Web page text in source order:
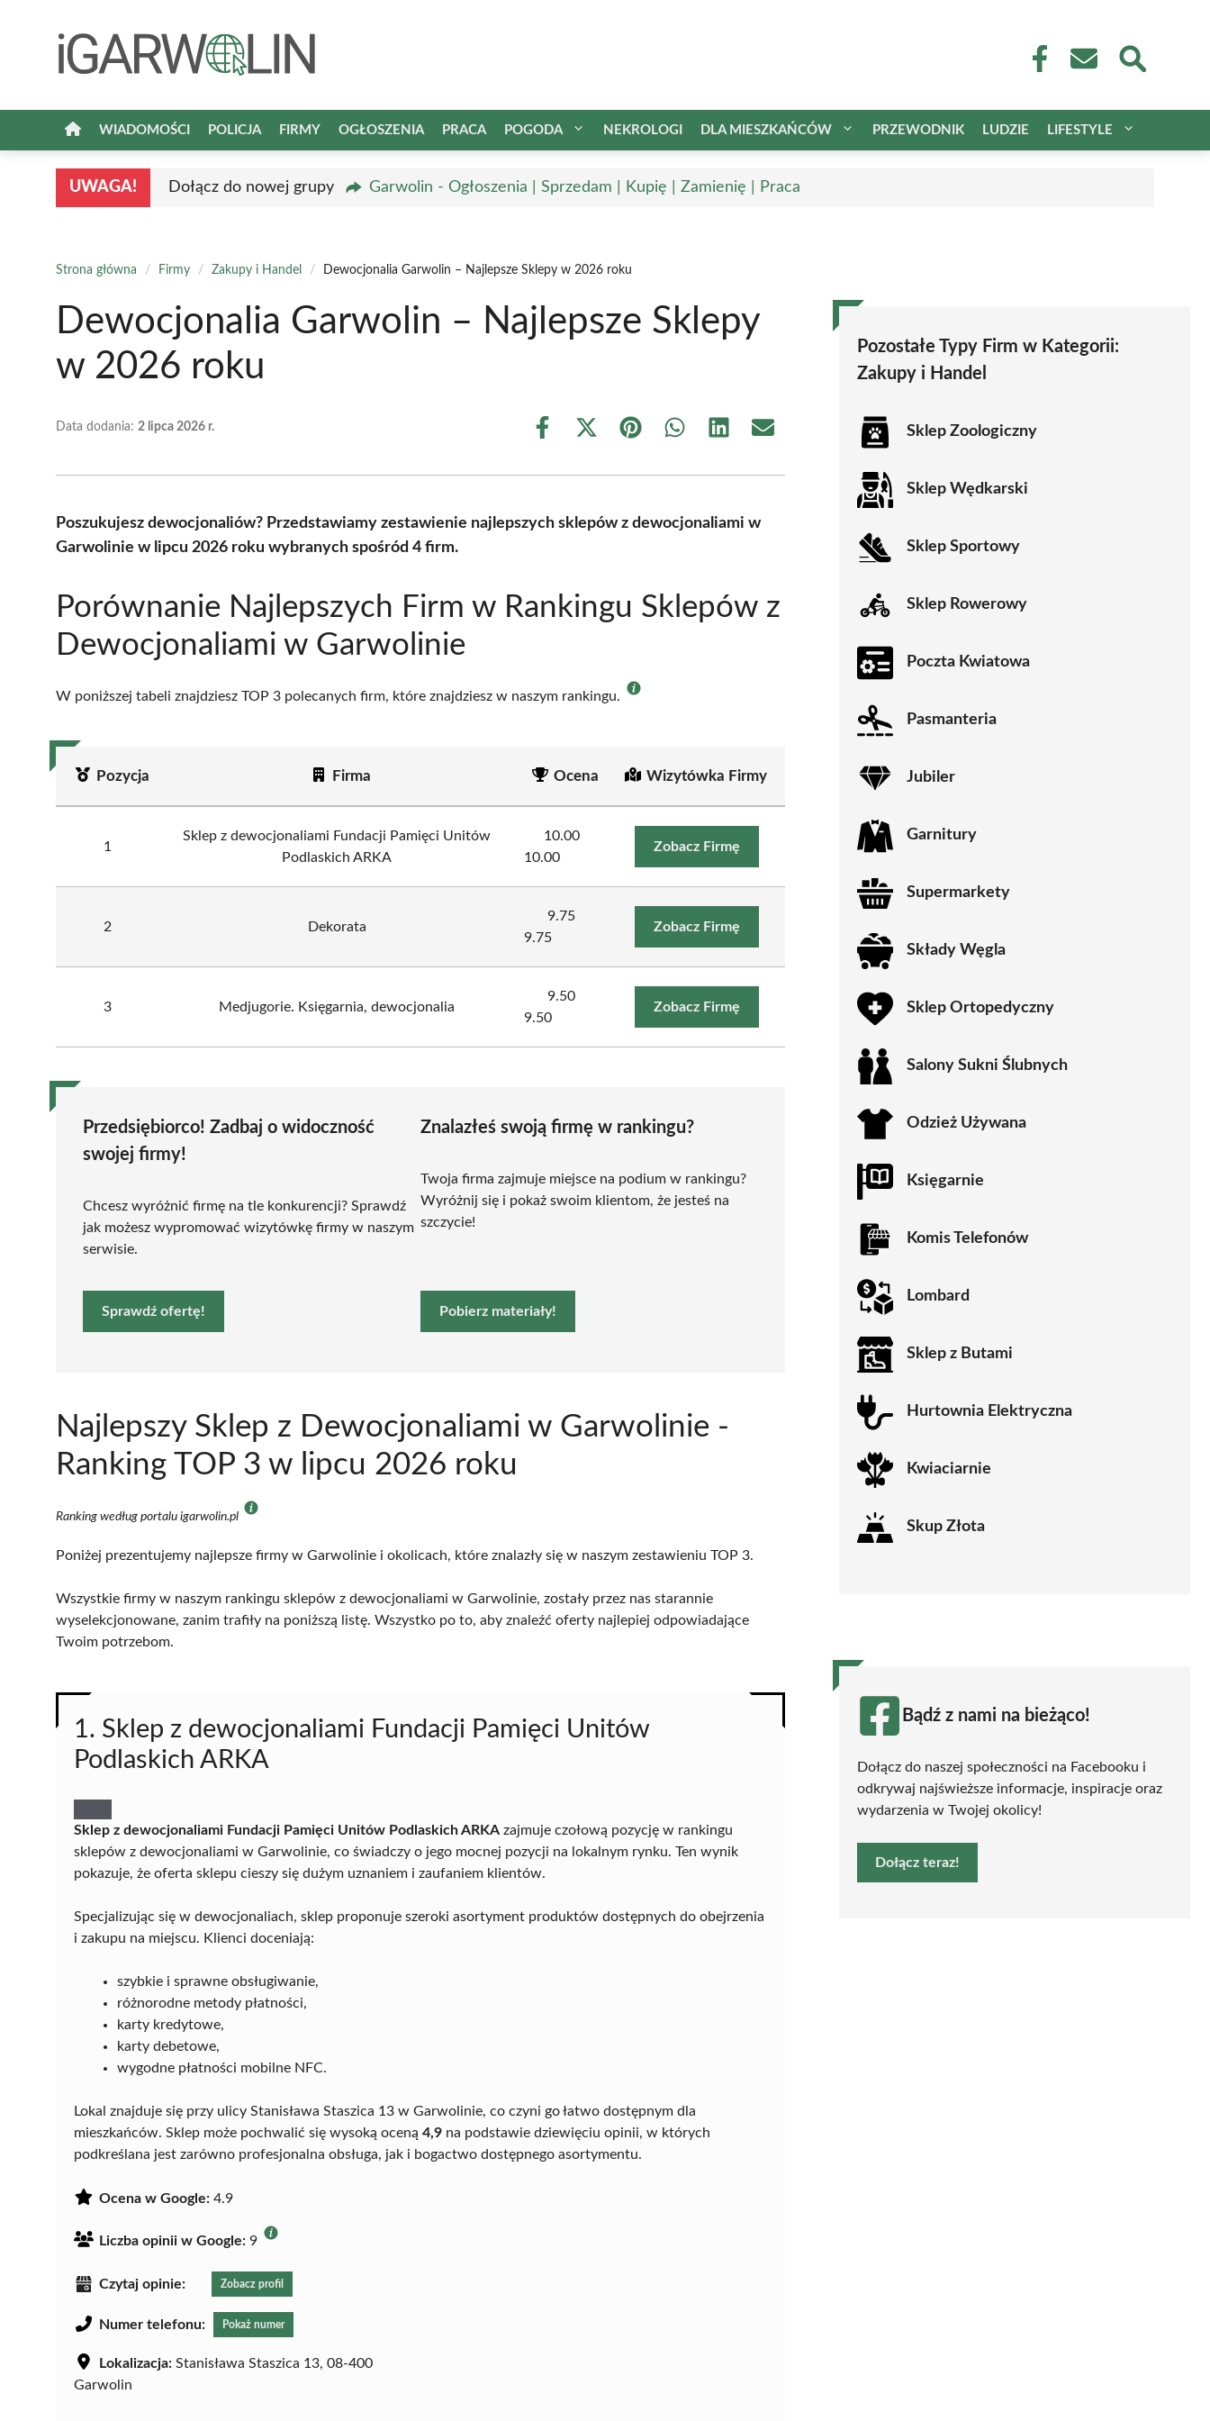
WIADOMOŚCI POLICJA FIRMY OGŁOSZENIA PRACA POGODA NEKROLOGI DLA MIESZKAŃCÓW PRZEWODNIK LUDZIE LIFESTYLE
UWAGA! Dołącz do nowej grupy Garwolin - Ogłoszenia | Sprzedam | Kupię | Zamienię | Praca
Strona główna / Firmy / Zakupy i Handel / Dewocjonalia Garwolin – Najlepsze Sklepy w 2026 roku
Dewocjonalia Garwolin – Najlepsze Sklepy
w 2026 roku
Data dodania: 2 lipca 2026 r.
Share
Share
(Twitter)
Share Share Share Share
Poszukujesz dewocjonaliów? Przedstawiamy zestawienie najlepszych sklepów z dewocjonaliami w
Garwolinie w lipcu 2026 roku wybranych spośród 4 firm.
Porównanie Najlepszych Firm w Rankingu Sklepów z
Dewocjonaliami w Garwolinie
W poniższej tabeli znajdziesz TOP 3 polecanych firm, które znajdziesz w naszym rankingu.
Pozycja Firma Ocena Wizytówka Firmy
1
Sklep z dewocjonaliami Fundacji Pamięci Unitów
Podlaskich ARKA
10.00
10.00
Zobacz Firmę
2 Dekorata
9.75
9.75
Zobacz Firmę
3 Medjugorie. Księgarnia, dewocjonalia
9.50
9.50
Zobacz Firmę
Przedsiębiorco! Zadbaj o widoczność
swojej firmy!
Chcesz wyróżnić firmę na tle konkurencji? Sprawdź
jak możesz wypromować wizytówkę firmy w naszym
serwisie.
Sprawdź ofertę!
Znalazłeś swoją firmę w rankingu?
Twoja firma zajmuje miejsce na podium w rankingu?
Wyróżnij się i pokaż swoim klientom, że jesteś na
szczycie!
Pobierz materiały!
Najlepszy Sklep z Dewocjonaliami w Garwolinie -
Ranking TOP 3 w lipcu 2026 roku
Ranking według portalu igarwolin.pl
Poniżej prezentujemy najlepsze firmy w Garwolinie i okolicach, które znalazły się w naszym zestawieniu TOP 3.
Wszystkie firmy w naszym rankingu sklepów z dewocjonaliami w Garwolinie, zostały przez nas starannie
wyselekcjonowane, zanim trafiły na poniższą listę. Wszystko po to, aby znaleźć oferty najlepiej odpowiadające
Twoim potrzebom.
1. Sklep z dewocjonaliami Fundacji Pamięci Unitów
Podlaskich ARKA
Sklep z dewocjonaliami Fundacji Pamięci Unitów Podlaskich ARKA zajmuje czołową pozycję w rankingu
sklepów z dewocjonaliami w Garwolinie, co świadczy o jego mocnej pozycji na lokalnym rynku. Ten wynik
pokazuje, że oferta sklepu cieszy się dużym uznaniem i zaufaniem klientów.
Specjalizując się w dewocjonaliach, sklep proponuje szeroki asortyment produktów dostępnych do obejrzenia
i zakupu na miejscu. Klienci doceniają:
szybkie i sprawne obsługiwanie,
różnorodne metody płatności,
karty kredytowe,
karty debetowe,
wygodne płatności mobilne NFC.
Lokal znajduje się przy ulicy Stanisława Staszica 13 w Garwolinie, co czyni go łatwo dostępnym dla
mieszkańców. Sklep może pochwalić się wysoką oceną 4,9 na podstawie dziewięciu opinii, w których
podkreślana jest zarówno profesjonalna obsługa, jak i bogactwo dostępnego asortymentu.
Ocena w Google: 4.9
Liczba opinii w Google: 9
Czytaj opinie: Zobacz profil
Numer telefonu: Pokaż numer
Lokalizacja: Stanisława Staszica 13, 08-400
Garwolin
Pozostałe Typy Firm w Kategorii:
Zakupy i Handel
Sklep Zoologiczny
Sklep Wędkarski
Sklep Sportowy
Sklep Rowerowy
Poczta Kwiatowa
Pasmanteria
Jubiler
Garnitury
Supermarkety
Składy Węgla
Sklep Ortopedyczny
Salony Sukni Ślubnych
Odzież Używana
Księgarnie
Komis Telefonów
Lombard
Sklep z Butami
Hurtownia Elektryczna
Kwiaciarnie
Skup Złota
Bądź z nami na bieżąco!
Dołącz do naszej społeczności na Facebooku i
odkrywaj najświeższe informacje, inspiracje oraz
wydarzenia w Twojej okolicy!
Dołącz teraz!